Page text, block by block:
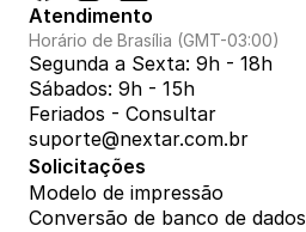
Atendimento
Horário de Brasília (GMT-03:00)
Segunda a Sexta: 9h - 18h
Sábados: 9h - 15h
Feriados - Consultar
suporte@nextar.com.br
Solicitações
Modelo de impressão
Conversão de banco de dados